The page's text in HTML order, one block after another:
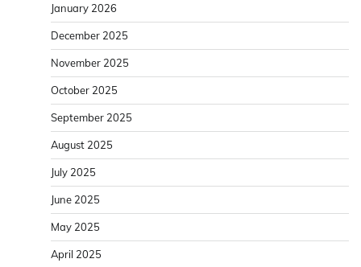
January 2026
December 2025
November 2025
October 2025
September 2025
August 2025
July 2025
June 2025
May 2025
April 2025